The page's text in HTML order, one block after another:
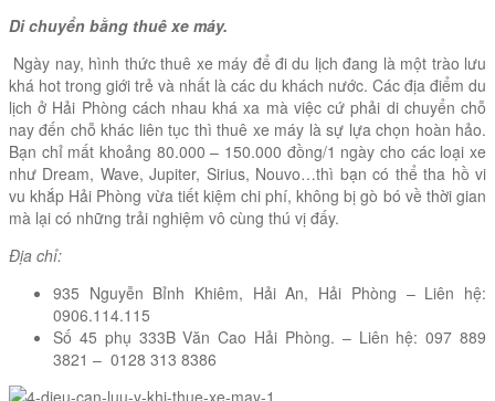
Di chuyển bằng thuê xe máy.
Ngày nay, hình thức thuê xe máy để đi du lịch đang là một trào lưu
khá hot trong giới trẻ và nhất là các du khách nước. Các địa điểm du
lịch ở Hải Phòng cách nhau khá xa mà việc cứ phải di chuyển chỗ
nay đến chỗ khác liên tục thì thuê xe máy là sự lựa chọn hoàn hảo.
Bạn chỉ mất khoảng 80.000 – 150.000 đồng/1 ngày cho các loại xe
như Dream, Wave, Jupiter, Sirius, Nouvo…thì bạn có thể tha hồ vi
vu khắp Hải Phòng vừa tiết kiệm chi phí, không bị gò bó về thời gian
mà lại có những trải nghiệm vô cùng thú vị đấy.
Địa chỉ:
935 Nguyễn Bỉnh Khiêm, Hải An, Hải Phòng – Liên hệ:
0906.114.115
Số 45 phụ 333B Văn Cao Hải Phòng. – Liên hệ: 097 889
3821 – 0128 313 8386